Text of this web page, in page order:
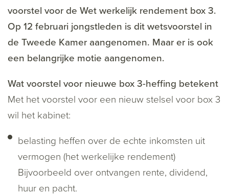
voorstel voor de Wet werkelijk rendement box 3.
Op 12 februari jongstleden is dit wetsvoorstel in
de Tweede Kamer aangenomen. Maar er is ook
een belangrijke motie aangenomen.
Wat voorstel voor nieuwe box 3-heffing betekent
Met het voorstel voor een nieuw stelsel voor box 3
wil het kabinet:
belasting heffen over de echte inkomsten uit
vermogen (het werkelijke rendement)
Bijvoorbeeld over ontvangen rente, dividend,
huur en pacht.